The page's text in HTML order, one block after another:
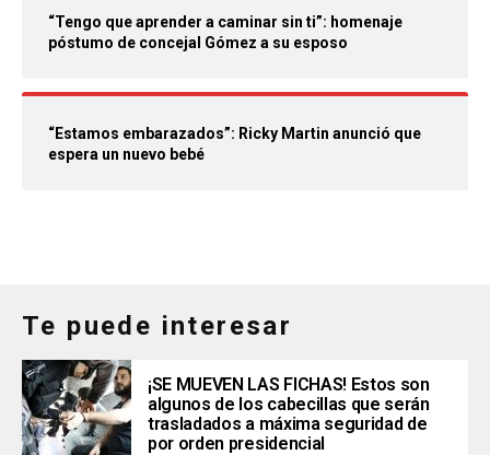
“Tengo que aprender a caminar sin ti”: homenaje
póstumo de concejal Gómez a su esposo
“Estamos embarazados”: Ricky Martin anunció que
espera un nuevo bebé
Te puede interesar
¡SE MUEVEN LAS FICHAS! Estos son
algunos de los cabecillas que serán
trasladados a máxima seguridad de
por orden presidencial